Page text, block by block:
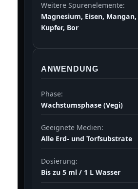
Weitere Spurenelemente:
Magnesium, Eisen,
Kupfer, Bor
ANWENDUNG
Phase:
Wachstumsphase (Vegi)
Geeignete Medien:
Alle Erd- und Torfsubstrate
Dosierung:
Bis zu 5 ml / 1 L Wasser